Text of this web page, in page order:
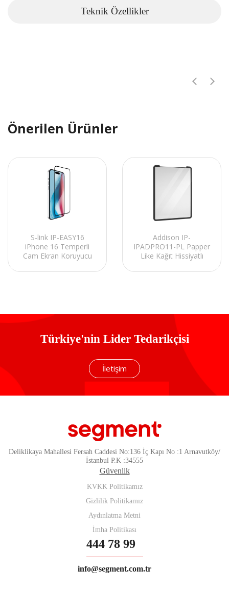
Teknik Özellikler
Önerilen Ürünler
S-link IP-EASY16
iPhone 16 Temperli
Cam Ekran Koruyucu
Addison IP-
IPADPRO11-PL Papper
Like Kağıt Hissiyatlı
10.9 Ekran Koruyucu
Türkiye'nin Lider Tedarikçisi
İletişim
Deliklikaya Mahallesi Fersah Caddesi No:136 İç Kapı No :1 Arnavutköy/
İstanbul P.K :34555
Güvenlik
KVKK Politikamız
Gizlilik Politikamız
Aydınlatma Metni
İmha Politikası
444 78 99
info@segment.com.tr